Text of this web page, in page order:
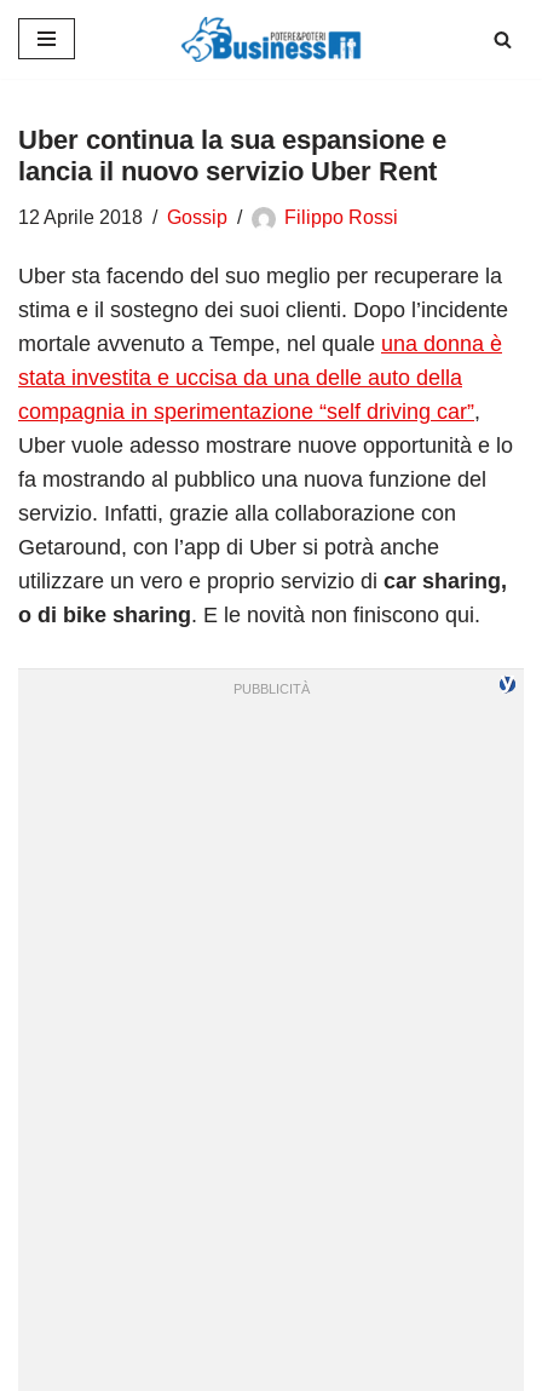
contenuto
Uber continua la sua espansione e
lancia il nuovo servizio Uber Rent
12 Aprile 2018 Gossip Filippo Rossi
Uber sta facendo del suo meglio per recuperare la
stima e il sostegno dei suoi clienti. Dopo l’incidente
mortale avvenuto a Tempe, nel quale una donna è
stata investita e uccisa da una delle auto della
compagnia in sperimentazione “self driving car”,
Uber vuole adesso mostrare nuove opportunità e lo
fa mostrando al pubblico una nuova funzione del
servizio. Infatti, grazie alla collaborazione con
Getaround, con l’app di Uber si potrà anche
utilizzare un vero e proprio servizio di car sharing,
o di bike sharing. E le novità non finiscono qui.